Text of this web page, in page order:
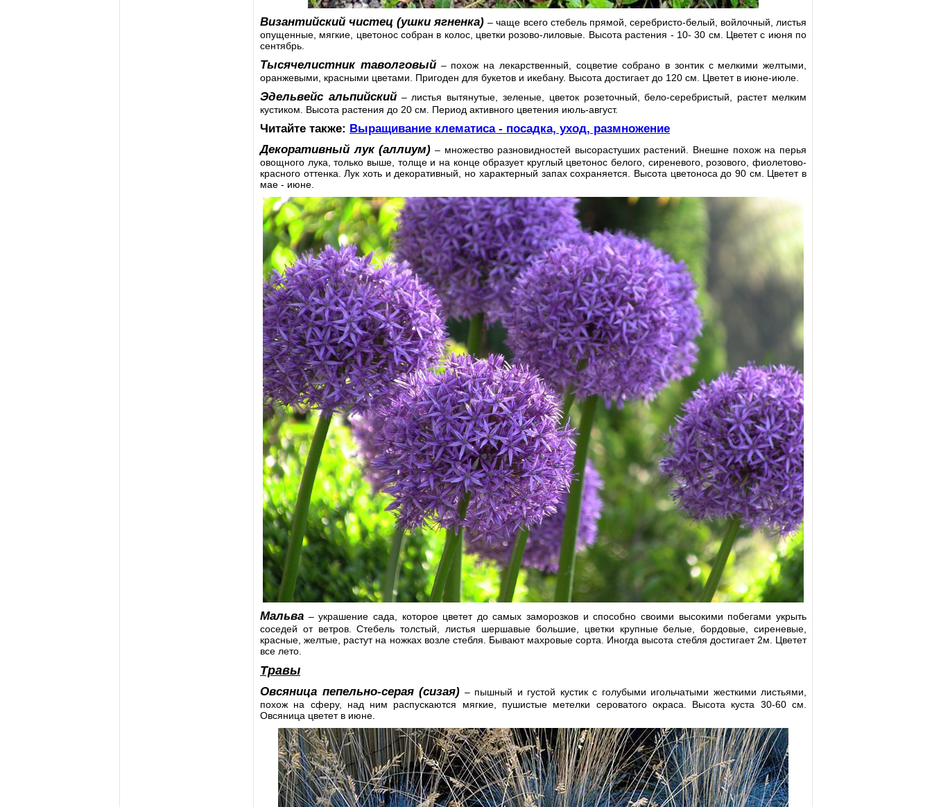
Византийский чистец (ушки ягненка)– чаще всего стебель прямой, серебристо-белый, войлочный, листья
опущенные, мягкие, цветонос собран в колос, цветки розово-лиловые. Высота растения - 10- 30 см. Цветет с июня по
сентябрь.
Тысячелистник таволговый– похож на лекарственный, соцветие собрано в зонтик с мелкими желтыми,
оранжевыми, красными цветами. Пригоден для букетов и икебану. Высота достигает до 120 см. Цветет в июне-июле.
Эдельвейс альпийский– листья вытянутые, зеленые, цветок розеточный, бело-серебристый, растет мелким
кустиком. Высота растения до 20 см. Период активного цветения июль-август.
Читайте также: Выращивание клематиса - посадка, уход, размножение
Декоративный лук (аллиум) – множество разновидностей высорастуших растений. Внешне похож на перья
овощного лука, только выше, толще и на конце образует круглый цветонос белого, сиреневого, розового, фиолетово-
красного оттенка. Лук хоть и декоративный, но характерный запах сохраняется. Высота цветоноса до 90 см. Цветет в
мае - июне.
Мальва – украшение сада, которое цветет до самых заморозков и способно своими высокими побегами укрыть
соседей от ветров. Стебель толстый, листья шершавые большие, цветки крупные белые, бордовые, сиреневые,
красные, желтые, растут на ножках возле стебля. Бывают махровые сорта. Иногда высота стебля достигает 2м. Цветет
все лето.
Травы
Овсяница пепельно-серая (сизая) – пышный и густой кустик с голубыми игольчатыми жесткими листьями,
похож на сферу, над ним распускаются мягкие, пушистые метелки сероватого окраса. Высота куста 30-60 см.
Овсяница цветет в июне.